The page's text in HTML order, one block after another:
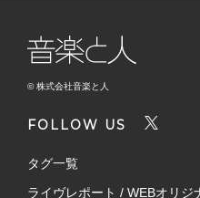
© 株式会社音楽と人
FOLLOW US
タグ一覧
ライヴレポート / WEBオリジ